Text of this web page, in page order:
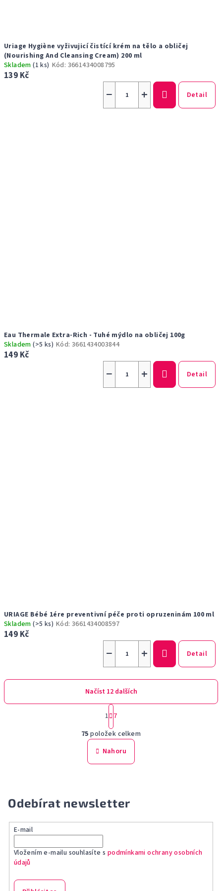
Uriage Hygiène vyživujicí čistící krém na tělo a obličej
(Nourishing And Cleansing Cream) 200 ml
Skladem(1 ks) Kód: 3661434008795
139 Kč
+
− Detail
Eau Thermale Extra-Rich - Tuhé mýdlo na obličej 100g
Skladem(>5 ks) Kód:3661434003844
149 Kč
+
− Detail
URIAGE Bébé 1ére preventivní péče proti opruzeninám 100 ml
Skladem(>5 ks) Kód:3661434008597
149 Kč
+
− Detail
O
v
l
á
í
k
Načíst 12 dalších
S
t
r
á
n
k
o
í
1 7
75 položek celkem
Nahoru
Odebírat newsletter
E-mail
Vložením e-mailu souhlasíte s podmínkami ochrany osobních
údajů